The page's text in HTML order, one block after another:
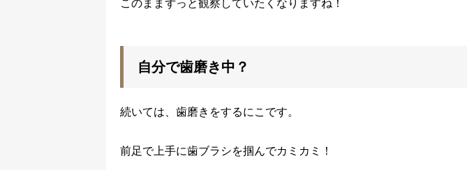
このままずっと観察していたくなりますね！
自分で歯磨き中？
続いては、歯磨きをするにこです。
前足で上手に歯ブラシを掴んでカミカミ！